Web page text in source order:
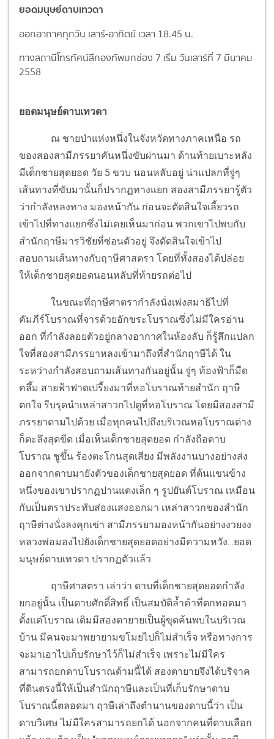
ยอดมนุษย์ดาบเทวดา
ออกอากาศทุกวัน เสาร์-อาทิตย์ เวลา 18.45 น.
ทางสถานีโทรทัศน์สีกองทัพบกช่อง 7 เริ่ม วันเสาร์ที่ 7 มีนาคม
2558
ยอดมนุษย์ดาบเทวดา
ณ ชายป่าแห่งหนึ่งในจังหวัดทางภาคเหนือ รถ
ของสองสามีภรรยาคันหนึ่งขับผ่านมา ด้านท้ายเบาะหลัง
มีเด็กชายสุดยอด วัย 5 ขวบ นอนหลับอยู่ น่าแปลกที่จู่ๆ
เส้นทางที่ขับมานั้นก็ปรากฏทางแยก สองสามีภรรยารู้ตัว
ว่ากำลังหลงทาง มองหน้ากัน ก่อนจะตัดสินใจเลี้ยวรถ
เข้าไปที่ทางแยกซึ่งไม่เคยเห็นมาก่อน พวกเขาไปพบกับ
สำนักฤาษีมารวิชัยที่ซ่อนตัวอยู่ จึงตัดสินใจเข้าไป
สอบถามเส้นทางกับฤาษีศาสตรา โดยที่ทั้งสองได้ปล่อย
ให้เด็กชายสุดยอดนอนหลับที่ท้ายรถต่อไป
ในขณะที่ฤาษีศาตรากำลังนั่งเพ่งสมาธิไปที่
คัมภีร์โบราณที่จารด้วยอักขระโบราณซึ่งไม่มีใครอ่าน
ออก ที่กำลังลอยตัวอยู่กลางอากาศในห้องลับ ก็รู้สึกแปลก
ใจที่สองสามีภรรยาหลงเข้ามาถึงที่สำนักฤาษีได้ ใน
ระหว่างกำลังสอบถามเส้นทางกันอยู่นั้น จู่ๆ ท้องฟ้าก็มืด
คลึ้ม สายฟ้าฟาดเปรี้ยงมาที่หอโบราณท้ายสำนัก ฤาษี
ตกใจ รีบรุดนำเหล่าสาวกไปดูที่หอโบราณ โดยมีสองสามี
ภรรยาตามไปด้วย เมื่อทุกคนไปถึงบริเวณหอโบราณต่าง
ก็ตะลึงสุดขีด เมื่อเห็นเด็กชายสุดยอด กำลังถือดาบ
โบราณ ชูขึ้น ร้องตะโกนสุดเสียง มีพลังงานบางอย่างส่ง
ออกจากดาบมายังตัวของเด็กชายสุดยอด ที่ต้นแขนข้าง
หนึ่งของเขาปรากฏปานแดงเล็ก ๆ รูปยันต์โบราณ เหมือน
กับเป็นตราประทับส่องแสงออกมา เหล่าสาวกของสำนัก
ฤาษีต่างนั่งลงคุกเข่า สามีภรรยามองหน้ากันอย่างงวยงง
หลวงพ่อมองไปยังเด็กชายสุดยอดอย่างมีความหวัง…ยอด
มนุษย์ดาบเทวดา ปรากฏตัวแล้ว
ฤาษีศาสตรา เล่าว่า ดาบที่เด็กชายสุดยอดกำลัง
ยกอยู่นั้น เป็นดาบศักดิ์สิทธิ์ เป็นสมบัติล้ำค้าที่ตกทอดมา
ตั้งแต่โบราณ เดิมมีสองตายายเป็นผู้ขุดค้นพบในบริเวณ
บ้าน มีคนจะมาพยายามขโมยไปก็ไม่สำเร็จ หรือทางการ
จะมาเอาไปเก็บรักษาไว้ก็ไม่สำเร็จ เพราะไม่มีใคร
สามารถยกดาบโบราณด้ามนี้ได้ สองตายายจึงได้บริจาค
ที่ดินตรงนี้ให้เป็นสำนักฤาษีและเป็นที่เก็บรักษาดาบ
โบราณนี้ตลอดมา ฤาษีเล่าถึงตำนานของดาบนี้ว่า เป็น
ดาบวิเศษ ไม่มีใครสามารถยกได้ นอกจากคนที่ดาบเลือก